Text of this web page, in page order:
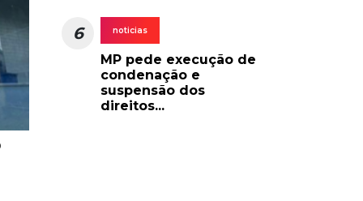
6 noticias
MP pede execução de
condenação e
suspensão dos
direitos...